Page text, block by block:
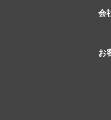
会
お